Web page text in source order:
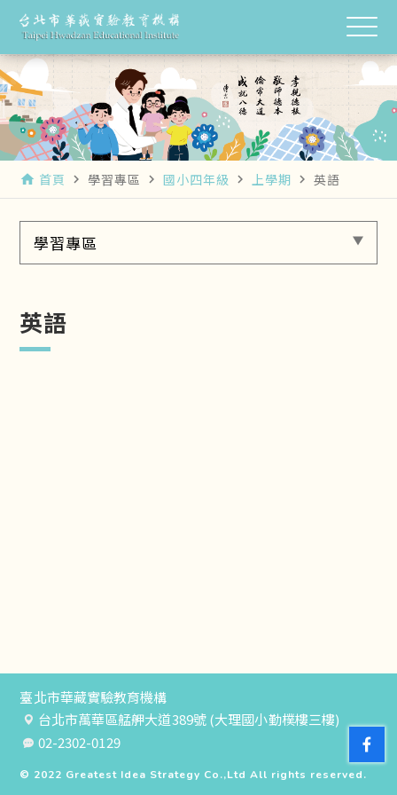
home 首頁 navigate_next 學習專區 navigate_next 國小四年級 navigate_next 上學期 navigate_next 英語
學習專區
英語
臺北市華藏實驗教育機構
台北市萬華區艋舺大道389號 (大理國小勤樸樓三樓)
02-2302-0129
© 2022 Greatest Idea Strategy Co.,Ltd All rights reserved.